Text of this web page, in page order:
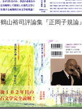
鶴山裕司評論集『正岡子規論』